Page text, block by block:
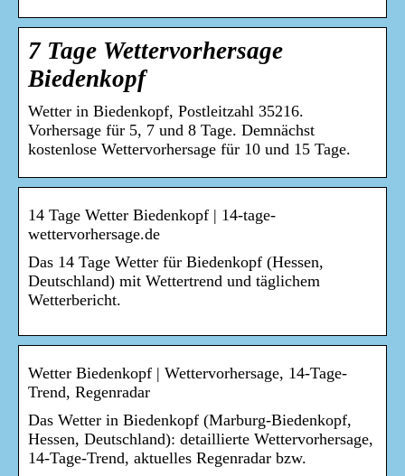
7 Tage Wettervorhersage
Biedenkopf
Wetter in Biedenkopf, Postleitzahl 35216.
Vorhersage für 5, 7 und 8 Tage. Demnächst
kostenlose Wettervorhersage für 10 und 15 Tage.
14 Tage Wetter Biedenkopf | 14-tage-
wettervorhersage.de
Das 14 Tage Wetter für Biedenkopf (Hessen,
Deutschland) mit Wettertrend und täglichem
Wetterbericht.
Wetter Biedenkopf | Wettervorhersage, 14-Tage-
Trend, Regenradar
Das Wetter in Biedenkopf (Marburg-Biedenkopf,
Hessen, Deutschland): detaillierte Wettervorhersage,
14-Tage-Trend, aktuelles Regenradar bzw.